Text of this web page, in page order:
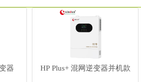
器 HP Plus+ 混网逆变器并机款